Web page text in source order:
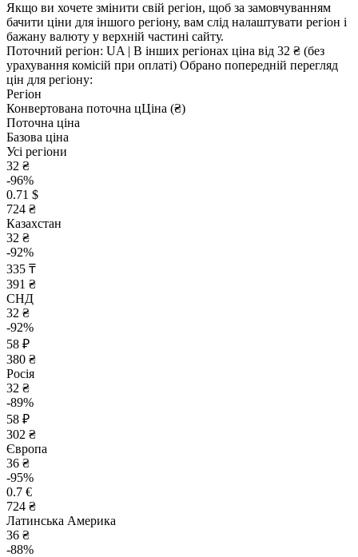
Якщо ви хочете змінити свій регіон, щоб за замовчуванням
бачити ціни для іншого регіону, вам слід налаштувати регіон і
бажану валюту у верхній частині сайту.
Поточний регіон: UA | В інших регіонах ціна від 32 ₴ (без
урахування комісій при оплаті) Обрано попередній перегляд
цін для регіону:
Регіон
Конвертована поточна цЦіна (₴)
Поточна ціна
Базова ціна
Усі регіони
32 ₴
-96%
0.71 $
724 ₴
Казахстан
32 ₴
-92%
335 ₸
391 ₴
СНД
32 ₴
-92%
58 ₽
380 ₴
Росія
32 ₴
-89%
58 ₽
302 ₴
Європа
36 ₴
-95%
0.7 €
724 ₴
Латинська Америка
36 ₴
-88%